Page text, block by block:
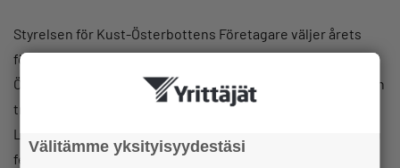
Styrelsen för Kust-Österbottens Företagare väljer årets
företagare, egenföretagare och unga företagare i
Österbotten under sitt oktobermöte. Prisen delas ut på den
traditionella Företagarfesten på Norrvalla i Vörå 9.11.2024.
Lokalföreningarnas pristagare uppmärksammas på samma
fest.
Välitämme yksityisyydestäsi